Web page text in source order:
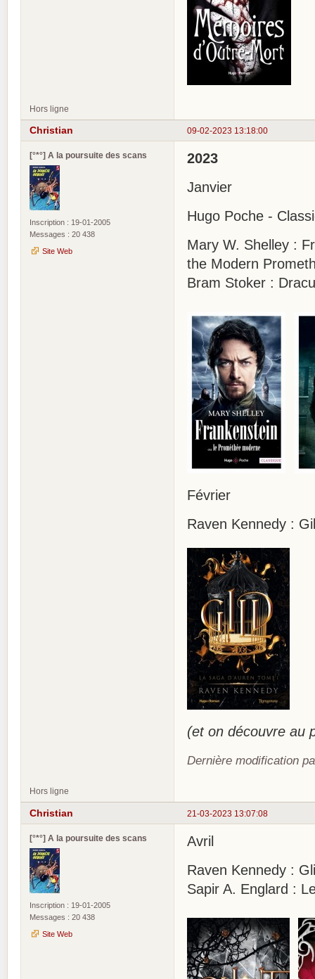
Hors ligne
09-02-2023 13:18:00
Christian
[°*°] A la poursuite des scans
Inscription : 19-01-2005
Messages : 20 438
Site Web
2023
Janvier
Hugo Poche -
Mary W. Shelley :
the Modern
Bram Stoker :
Février
Raven Kennedy :
(et on découvre au
Dernière modification
Hors ligne
21-03-2023 13:07:08
Christian
[°*°] A la poursuite des scans
Inscription : 19-01-2005
Messages : 20 438
Site Web
Avril
Raven Kennedy :
Sapir A. Englard :